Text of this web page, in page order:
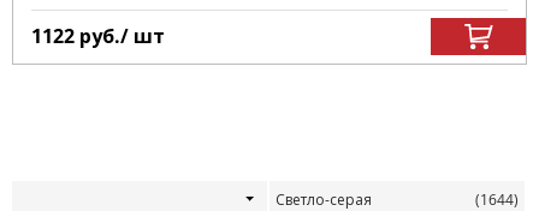
1122 руб./ шт
Светло-серая (1644)